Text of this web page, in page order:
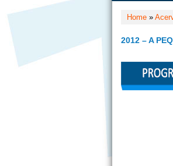
Home »
2012 – A